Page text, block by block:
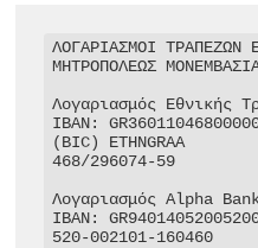
ΛΟΓΑΡΙΑΣΜΟΙ ΤΡΑΠΕΖΩΝ
ΜΗΤΡΟΠΟΛΕΩΣ
Λογαριασμός Εθνικής
IBAN:
(BIC) ETHNGRAA
468/296074-59
Λογαριασμός Alpha
IBAN:
520-002101-160460